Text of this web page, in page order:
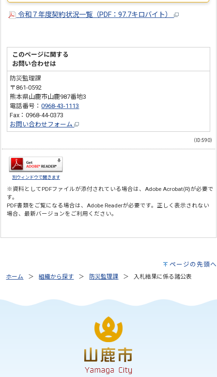
令和７年度契約状況一覧（PDF：97.7キロバイト）
このページに関する
お問い合わせは
防災監理課
〒861-0592
熊本県山鹿市山鹿987番地3
電話番号：0968-43-1113
Fax：0968-44-0373
お問い合わせフォーム
（ID:590）
別ウィンドウで開きます
※資料としてPDFファイルが添付されている場合は、 Adobe Acrobat(R)が必要で
す。
PDF書類をご覧になる場合は、 Adobe Readerが必要です。正しく表示されない
場合、最新バージョンをご利用ください。
ページの先頭へ
ホーム 組織から探す 防災監理課 入札結果に係る諸公表